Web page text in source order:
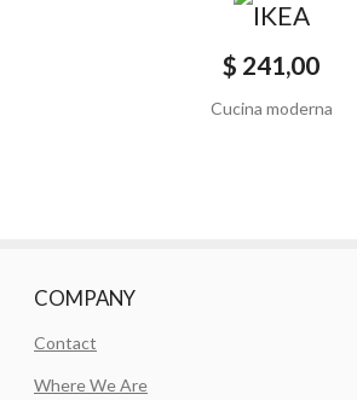
$ 241,00
Cucina moderna
COMPANY
Contact
Where We Are